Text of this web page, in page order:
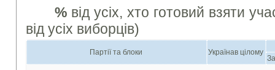
% від усіх, хто готовий взяти
від усіх виборців)
Партії та блоки Українав цілому